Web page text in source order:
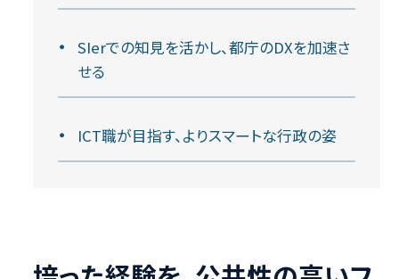
SIerでの知見を活かし、都庁のDXを加速さ
せる
ICT職が目指す、よりスマートな行政の姿